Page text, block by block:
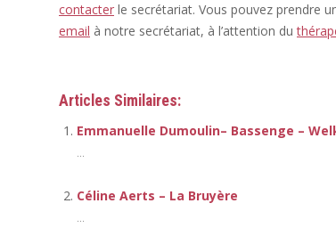
contacter le secrétariat. Vous pouvez prendre
email à notre secrétariat, à l’attention du
Articles Similaires:
Emmanuelle Dumoulin– Bassenge –
...
Céline Aerts – La Bruyère
...